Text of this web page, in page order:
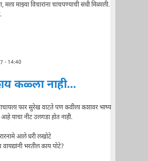
मला माझ्या विचारांना चाचपण्याची संधी मिळाली.
- 14:40
कळ्ला नाही...
फार सुरेख वाटते पण कवीला कशावर भाष्य
याचा नीट उलगडा होत नाही.
आले घरी लखोटे
वायद्यांनी भरतील काय पोटे?